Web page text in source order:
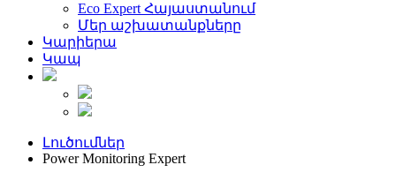
Eco Expert Հայաստանում
Մեր աշխատանքները
Կարիերա
Կապ
Լուծումներ
Power Monitoring Expert